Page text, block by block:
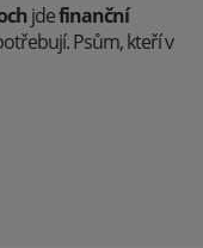
jdefinanční
Psům, kteří v